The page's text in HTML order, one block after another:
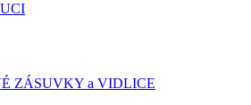
ZÁSUVKY a VIDLICE